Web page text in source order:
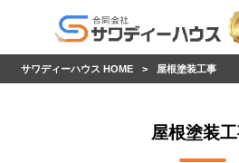
サワディーハウス HOME > 屋根塗装工事
屋根塗装